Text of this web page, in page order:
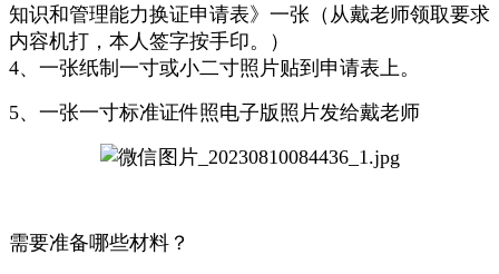
知识和管理能力换证申请表》一张（从戴老师领取要求
内容机打，本人签字按手印。）
4、一张纸制一寸或小二寸照片贴到申请表上。
5、一张一寸标准证件照电子版照片发给戴老师
需要准备哪些材料？